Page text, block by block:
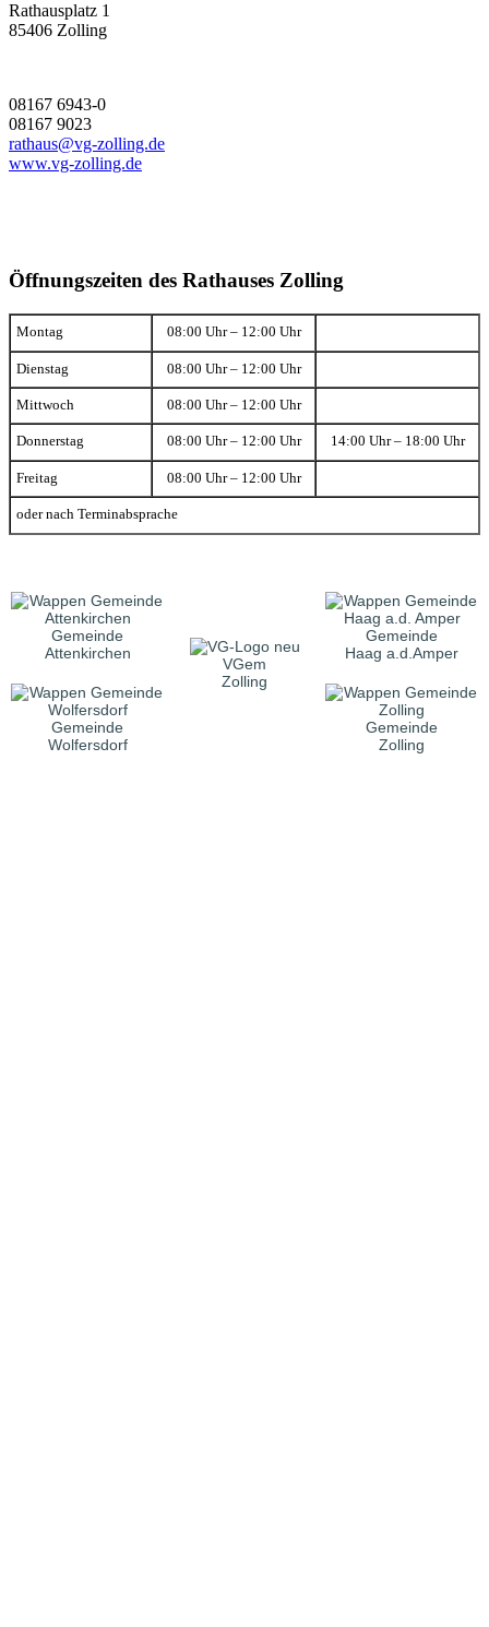
Rathausplatz 1
85406 Zolling
08167 6943-0
08167 9023
rathaus@vg-zolling.de
www.vg-zolling.de
Öffnungszeiten des Rathauses Zolling
Montag 08:00 Uhr – 12:00 Uhr
Dienstag 08:00 Uhr – 12:00 Uhr
Mittwoch 08:00 Uhr – 12:00 Uhr
Donnerstag 08:00 Uhr – 12:00 Uhr 14:00 Uhr – 18:00 Uhr
Freitag 08:00 Uhr – 12:00 Uhr
oder nach Terminabsprache
Gemeinde
Attenkirchen
VGem
Zolling
Gemeinde
Haag a.d.Amper
Gemeinde
Wolfersdorf
Gemeinde
Zolling